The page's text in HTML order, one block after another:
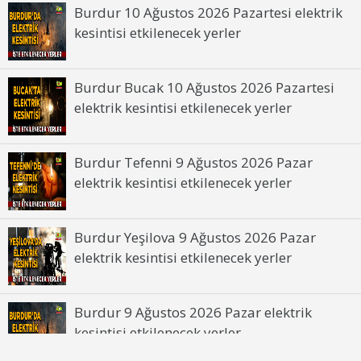
Kesinti Nedeni :Bakım Çalışması
Burdur 13 Haziran 2026 Cumartesi elektrik
kesintisinden etkilenecek yerler
Burdur 10 Ağustos 2026 Pazartesi elektrik
kesintisi etkilenecek yerler
Burdur Bucak 10 Ağustos 2026 Pazartesi
elektrik kesintisi etkilenecek yerler
Burdur Tefenni 9 Ağustos 2026 Pazar
elektrik kesintisi etkilenecek yerler
Burdur Yeşilova 9 Ağustos 2026 Pazar
elektrik kesintisi etkilenecek yerler
Burdur 9 Ağustos 2026 Pazar elektrik
kesintisi etkilenecek yerler